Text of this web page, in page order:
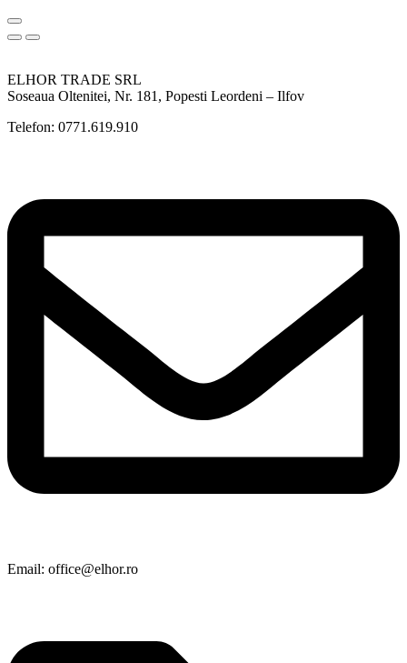
ELHOR TRADE SRL
Soseaua Oltenitei, Nr. 181, Popesti Leordeni – Ilfov
Telefon: 0771.619.910
Email: office@elhor.ro